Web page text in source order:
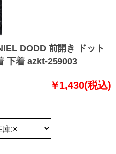
DODD 前開き ドット
下着 azkt-259003
￥1,430(税込)